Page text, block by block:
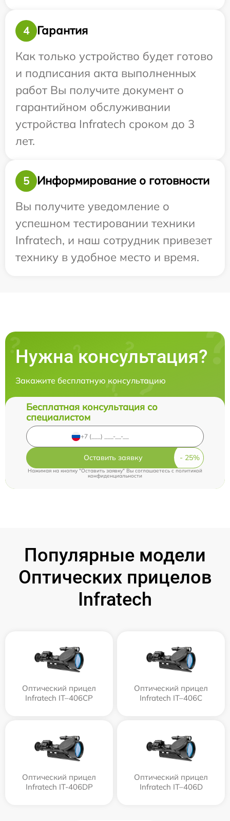
4
Гарантия
Как только устройство будет готово
и подписания акта выполненных
работ Вы получите документ о
гарантийном обслуживании
устройства Infratech сроком до 3
лет.
5
Информирование о готовности
Вы получите уведомление о
успешном тестировании техники
Infratech, и наш сотрудник привезет
технику в удобное место и время.
Нужна консультация?
Закажите бесплатную консультацию
Бесплатная консультация со
специалистом
Оставить заявку
Нажимая на кнопку "Оставить заявку" Вы соглашаетесь cполитикой
конфиденциальности
Популярные модели
Оптических прицелов
Infratech
Оптический прицел
Infratech IT–406СP
Оптический прицел
Infratech IT–406С
Оптический прицел
Infratech IT-406DP
Оптический прицел
Infratech IT–406D